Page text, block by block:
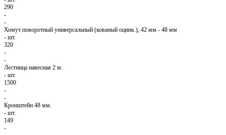
290
-
-
Хомут поворотный универсальный (кованый оцинк.), 42 мм - 48 мм
- шт.
320
-
-
Лестница навесная 2 м.
- шт.
1500
-
-
Кронштейн 48 мм.
- шт.
149
-